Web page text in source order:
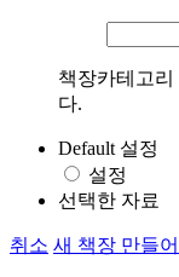
책장카테고리
다.
Default 설정
설정
선택한 자료
취소 새 책장 만들어